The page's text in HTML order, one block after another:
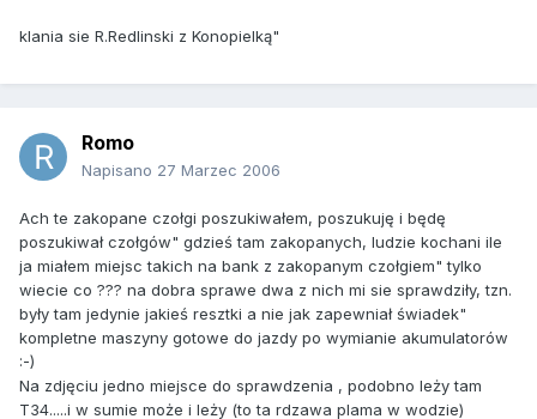
klania sie R.Redlinski z Konopielką"
Romo
Napisano 27 Marzec 2006
Ach te zakopane czołgi poszukiwałem, poszukuję i będę
poszukiwał czołgów" gdzieś tam zakopanych, ludzie kochani ile
ja miałem miejsc takich na bank z zakopanym czołgiem" tylko
wiecie co ??? na dobra sprawe dwa z nich mi sie sprawdziły, tzn.
były tam jedynie jakieś resztki a nie jak zapewniał świadek"
kompletne maszyny gotowe do jazdy po wymianie akumulatorów
:-)
Na zdjęciu jedno miejsce do sprawdzenia , podobno leży tam
T34.....i w sumie może i leży (to ta rdzawa plama w wodzie)